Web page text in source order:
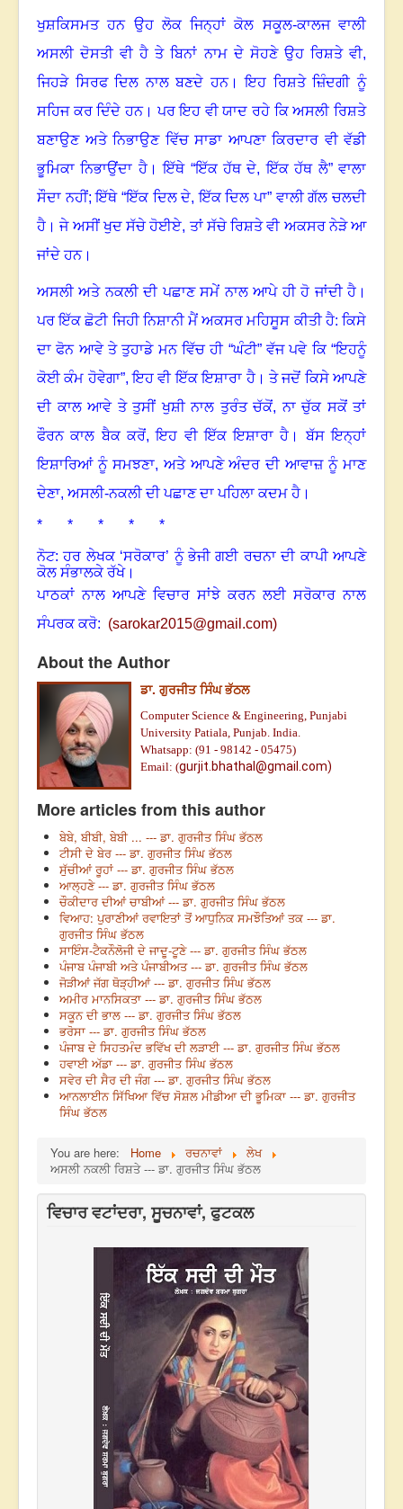
ਖੁਸ਼ਕਿਸਮਤ ਹਨ ਉਹ ਲੋਕ ਜਿਨ੍ਹਾਂ ਕੋਲ ਸਕੂਲ-ਕਾਲਜ ਵਾਲੀ
ਅਸਲੀ ਦੋਸਤੀ ਵੀ ਹੈ ਤੇ ਬਿਨਾਂ ਨਾਮ ਦੇ ਸੋਹਣੇ ਉਹ ਰਿਸ਼ਤੇ ਵੀ,
ਜਿਹੜੇ ਸਿਰਫ ਦਿਲ ਨਾਲ ਬਣਦੇ ਹਨ। ਇਹ ਰਿਸ਼ਤੇ ਜ਼ਿੰਦਗੀ ਨੂੰ
ਸਹਿਜ ਕਰ ਦਿੰਦੇ ਹਨ। ਪਰ ਇਹ ਵੀ ਯਾਦ ਰਹੇ ਕਿ ਅਸਲੀ ਰਿਸ਼ਤੇ
ਬਣਾਉਣ ਅਤੇ ਨਿਭਾਉਣ ਵਿੱਚ ਸਾਡਾ ਆਪਣਾ ਕਿਰਦਾਰ ਵੀ ਵੱਡੀ
ਭੂਮਿਕਾ ਨਿਭਾਉਂਦਾ ਹੈ। ਇੱਥੇ “ਇੱਕ ਹੱਥ ਦੇ,ਇੱਕ ਹੱਥ ਲੈ” ਵਾਲਾ
ਸੌਦਾ ਨਹੀਂ;ਇੱਥੇ “ਇੱਕ ਦਿਲ ਦੇ,ਇੱਕ ਦਿਲ ਪਾ” ਵਾਲੀ ਗੱਲ ਚਲਦੀ
ਹੈ। ਜੇ ਅਸੀਂ ਖੁਦ ਸੱਚੇ ਹੋਈਏ, ਤਾਂ ਸੱਚੇ ਰਿਸ਼ਤੇ ਵੀ ਅਕਸਰ ਨੇੜੇ ਆ
ਜਾਂਦੇ ਹਨ।
ਅਸਲੀ ਅਤੇ ਨਕਲੀ ਦੀ ਪਛਾਣ ਸਮੇਂ ਨਾਲ ਆਪੇ ਹੀ ਹੋ ਜਾਂਦੀ ਹੈ।
ਪਰ ਇੱਕ ਛੋਟੀ ਜਿਹੀ ਨਿਸ਼ਾਨੀ ਮੈਂ ਅਕਸਰ ਮਹਿਸੂਸ ਕੀਤੀ ਹੈ: ਕਿਸੇ
ਦਾ ਫੋਨ ਆਵੇ ਤੇ ਤੁਹਾਡੇ ਮਨ ਵਿੱਚ ਹੀ “ਘੰਟੀ” ਵੱਜ ਪਵੇ ਕਿ “ਇਹਨੂੰ
ਕੋਈ ਕੰਮ ਹੋਵੇਗਾ”,ਇਹ ਵੀ ਇੱਕ ਇਸ਼ਾਰਾ ਹੈ। ਤੇ ਜਦੋਂ ਕਿਸੇ ਆਪਣੇ
ਦੀ ਕਾਲ ਆਵੇ ਤੇ ਤੁਸੀਂ ਖੁਸ਼ੀ ਨਾਲ ਤੁਰੰਤ ਚੱਕੋਂ,ਨਾ ਚੁੱਕ ਸਕੋਂ ਤਾਂ
ਫੌਰਨ ਕਾਲ ਬੈਕ ਕਰੋਂ,ਇਹ ਵੀ ਇੱਕ ਇਸ਼ਾਰਾ ਹੈ। ਬੱਸ ਇਨ੍ਹਾਂ
ਇਸ਼ਾਰਿਆਂ ਨੂੰ ਸਮਝਣਾ, ਅਤੇ ਆਪਣੇ ਅੰਦਰ ਦੀ ਆਵਾਜ਼ ਨੂੰ ਮਾਣ
ਦੇਣਾ, ਅਸਲੀ-ਨਕਲੀ ਦੀ ਪਛਾਣ ਦਾ ਪਹਿਲਾ ਕਦਮ ਹੈ।
* * * * *
ਨੋਟ: ਹਰ ਲੇਖਕ ‘ਸਰੋਕਾਰ’ ਨੂੰ ਭੇਜੀ ਗਈ ਰਚਨਾ ਦੀ ਕਾਪੀ ਆਪਣੇ
ਕੋਲ ਸੰਭਾਲਕੇ ਰੱਖੇ।
ਪਾਠਕਾਂ ਨਾਲ ਆਪਣੇ ਵਿਚਾਰ ਸਾਂਝੇ ਕਰਨ ਲਈ ਸਰੋਕਾਰ ਨਾਲ
ਸੰਪਰਕ ਕਰੋ: (sarokar2015@gmail.com)
About the Author
ਡਾ. ਗੁਰਜੀਤ ਸਿੰਘ ਭੱਠਲ
Computer Science & Engineering, Punjabi
University Patiala, Punjab. India.
Whatsapp: (91 - 98142 - 05475)
Email: (gurjit.bhathal@gmail.com)
More articles from this author
ਬੇਬੇ, ਬੀਬੀ, ਬੇਬੀ ... --- ਡਾ. ਗੁਰਜੀਤ ਸਿੰਘ ਭੱਠਲ
ਟੀਸੀ ਦੇ ਬੇਰ --- ਡਾ. ਗੁਰਜੀਤ ਸਿੰਘ ਭੱਠਲ
ਸੁੱਚੀਆਂ ਰੂਹਾਂ --- ਡਾ. ਗੁਰਜੀਤ ਸਿੰਘ ਭੱਠਲ
ਆਲ੍ਹਣੇ --- ਡਾ. ਗੁਰਜੀਤ ਸਿੰਘ ਭੱਠਲ
ਚੌਕੀਦਾਰ ਦੀਆਂ ਚਾਬੀਆਂ --- ਡਾ. ਗੁਰਜੀਤ ਸਿੰਘ ਭੱਠਲ
ਵਿਆਹ: ਪੁਰਾਣੀਆਂ ਰਵਾਇਤਾਂ ਤੋਂ ਆਧੁਨਿਕ ਸਮਝੌਤਿਆਂ ਤਕ --- ਡਾ.
ਗੁਰਜੀਤ ਸਿੰਘ ਭੱਠਲ
ਸਾਇੰਸ-ਟੈਕਨੌਲੋਜੀ ਦੇ ਜਾਦੂ-ਟੂਣੇ --- ਡਾ. ਗੁਰਜੀਤ ਸਿੰਘ ਭੱਠਲ
ਪੰਜਾਬ ਪੰਜਾਬੀ ਅਤੇ ਪੰਜਾਬੀਅਤ --- ਡਾ. ਗੁਰਜੀਤ ਸਿੰਘ ਭੱਠਲ
ਜੋੜੀਆਂ ਜੱਗ ਥੋੜ੍ਹੀਆਂ --- ਡਾ. ਗੁਰਜੀਤ ਸਿੰਘ ਭੱਠਲ
ਅਮੀਰ ਮਾਨਸਿਕਤਾ --- ਡਾ. ਗੁਰਜੀਤ ਸਿੰਘ ਭੱਠਲ
ਸਕੂਨ ਦੀ ਭਾਲ --- ਡਾ. ਗੁਰਜੀਤ ਸਿੰਘ ਭੱਠਲ
ਭਰੋਸਾ --- ਡਾ. ਗੁਰਜੀਤ ਸਿੰਘ ਭੱਠਲ
ਪੰਜਾਬ ਦੇ ਸਿਹਤਮੰਦ ਭਵਿੱਖ ਦੀ ਲੜਾਈ --- ਡਾ. ਗੁਰਜੀਤ ਸਿੰਘ ਭੱਠਲ
ਹਵਾਈ ਅੱਡਾ --- ਡਾ. ਗੁਰਜੀਤ ਸਿੰਘ ਭੱਠਲ
ਸਵੇਰ ਦੀ ਸੈਰ ਦੀ ਜੰਗ --- ਡਾ. ਗੁਰਜੀਤ ਸਿੰਘ ਭੱਠਲ
ਆਨਲਾਈਨ ਸਿੱਖਿਆ ਵਿੱਚ ਸੋਸ਼ਲ ਮੀਡੀਆ ਦੀ ਭੂਮਿਕਾ --- ਡਾ. ਗੁਰਜੀਤ
ਸਿੰਘ ਭੱਠਲ
You are here: Home ਰਚਨਾਵਾਂ
ਲੇਖ
ਅਸਲੀ ਨਕਲੀ ਰਿਸ਼ਤੇ --- ਡਾ. ਗੁਰਜੀਤ ਸਿੰਘ ਭੱਠਲ
ਵਿਚਾਰ ਵਟਾਂਦਰਾ, ਸੂਚਨਾਵਾਂ, ਫੁਟਕਲ